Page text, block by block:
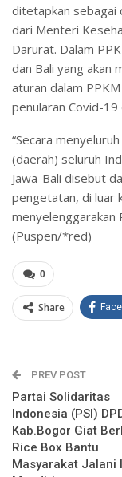
ditetapkan sebagai
dari Menteri
Darurat. Dalam
dan Bali yang akan
aturan dalam
penularan Covid-
“Secara
(daerah) seluruh
Jawa-Bali disebut
pengetatan, di luar
menyelenggarakan
(Puspen/*red)
0
Share
PREV POST
Partai Solidaritas
Indonesia (PSI)
Kab.Bogor Giat
Rice Box Bantu
Masyarakat Jalani